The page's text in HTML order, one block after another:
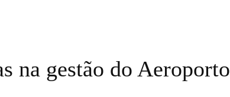
na gestão do Aeroporto